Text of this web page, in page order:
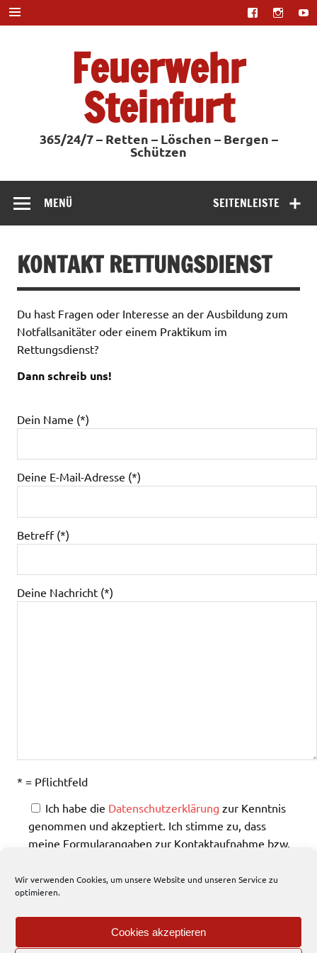
Wir verwenden Cookies, um unsere Website und unseren Service zu
optimieren.
Cookies akzeptieren
Zum
Inhalt
springen
Feuerwehr
Steinfurt
365/24/7 – Retten – Löschen – Bergen –
Schützen
SEITENLEISTE
MENÜ
KONTAKT RETTUNGSDIENST
Du hast Fragen oder Interesse an der Ausbildung zum
Notfallsanitäter oder einem Praktikum im
Rettungsdienst?
Dann schreib uns!
Dein Name (*)
Deine E-Mail-Adresse (*)
Betreff (*)
Deine Nachricht (*)
* = Pflichtfeld
Ich habe die Datenschutzerklärung zur Kenntnis
genommen und akzeptiert. Ich stimme zu, dass
meine Formularangaben zur Kontaktaufnahme bzw.
werden.
Bitte lasse dieses Feld leer.